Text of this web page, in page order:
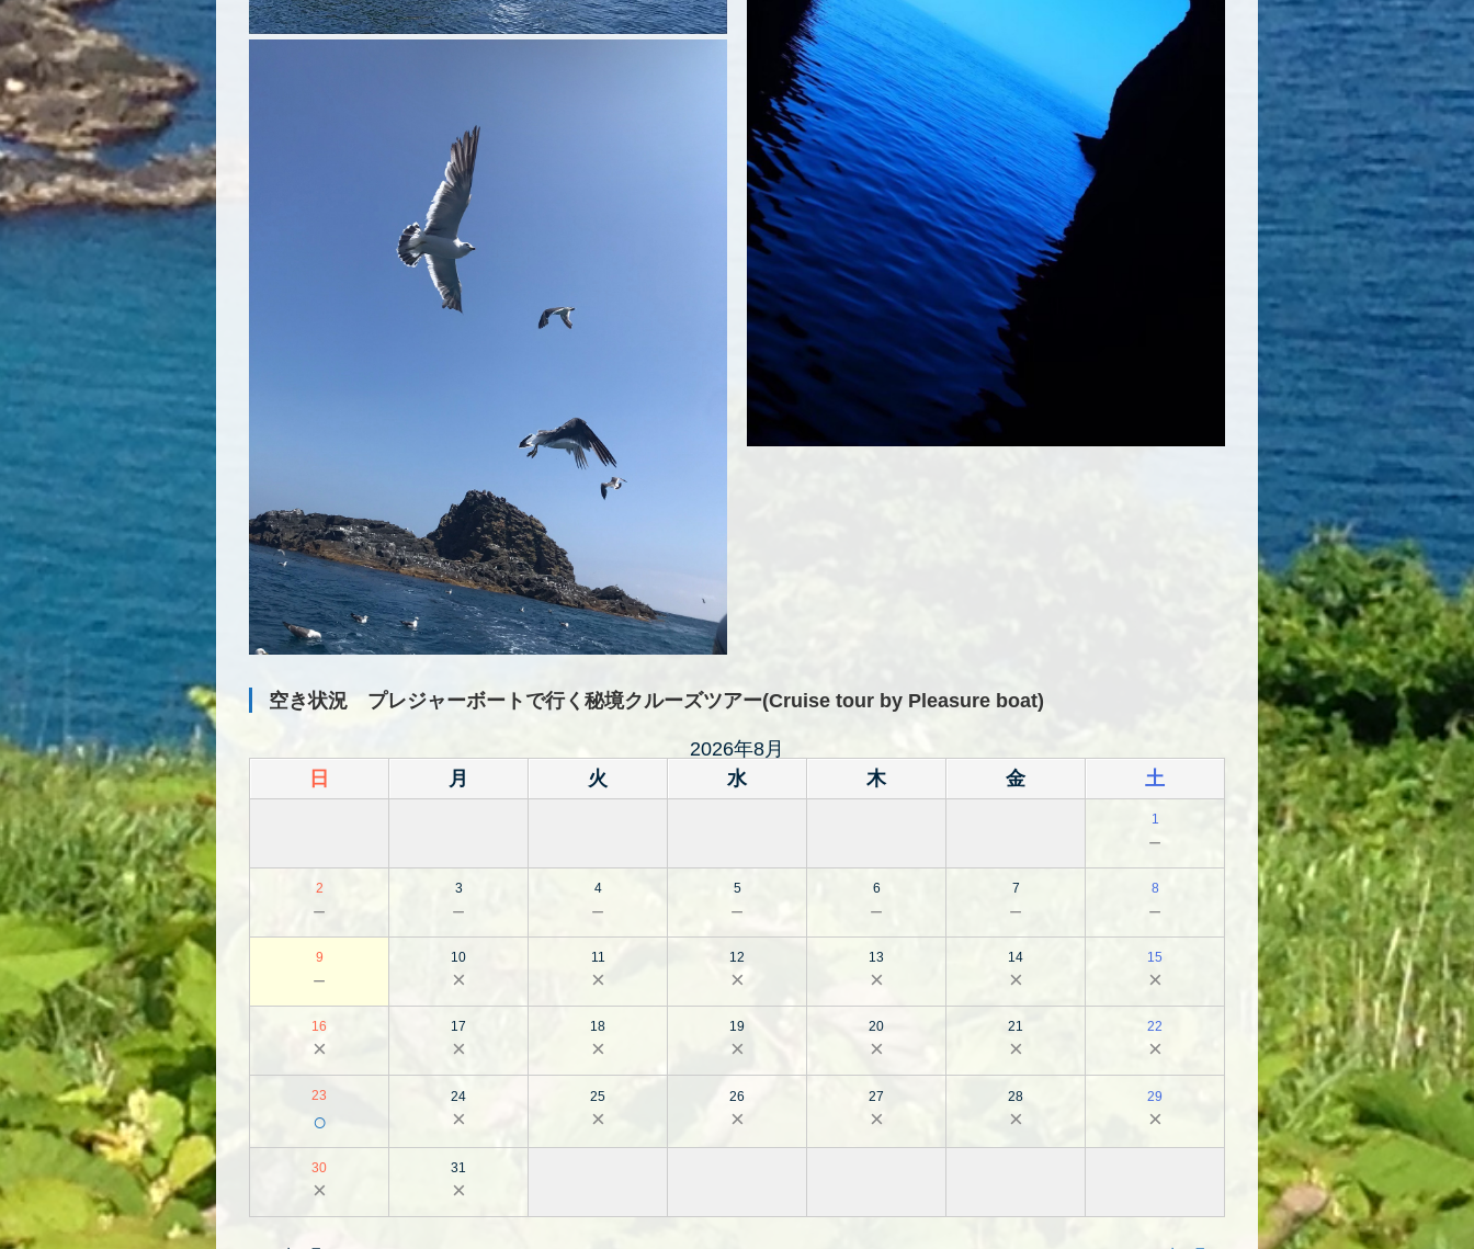
空き状況 プレジャーボートで行く秘境クルーズツアー(Cruise tour by Pleasure boat)
2026年8月
日
月 火 水 木 金 土
1
－
2
－
3
－
4
－
5
－
6
－
7
－
8
－
9
－
10
×
11
×
12
×
13
×
14
×
15
×
16
×
17
×
18
×
19
×
20
×
21
×
22
×
23
○
24
×
25
×
26
×
27
×
28
×
29
×
30
×
31
×